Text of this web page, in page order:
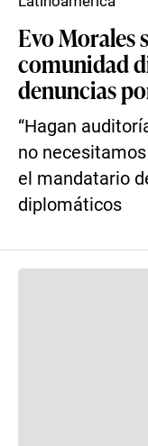
Evo Morales
comunidad
denuncias
“Hagan
no
el mandatario
diplomáticos